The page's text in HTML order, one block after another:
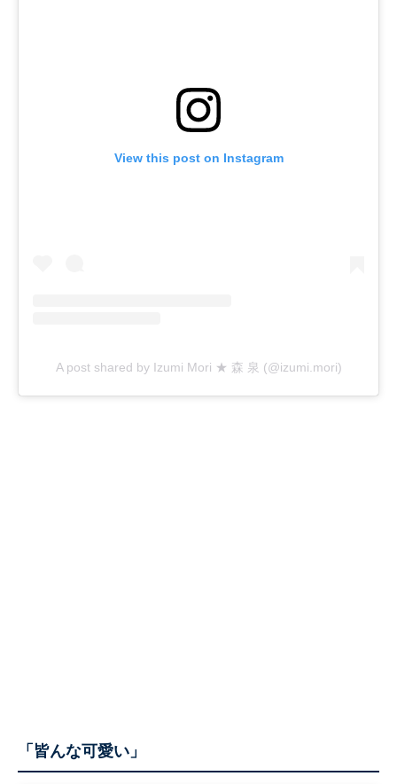
View this post on Instagram
A post shared by Izumi Mori ★ 森 泉 (@izumi.mori)
「皆んな可愛い」